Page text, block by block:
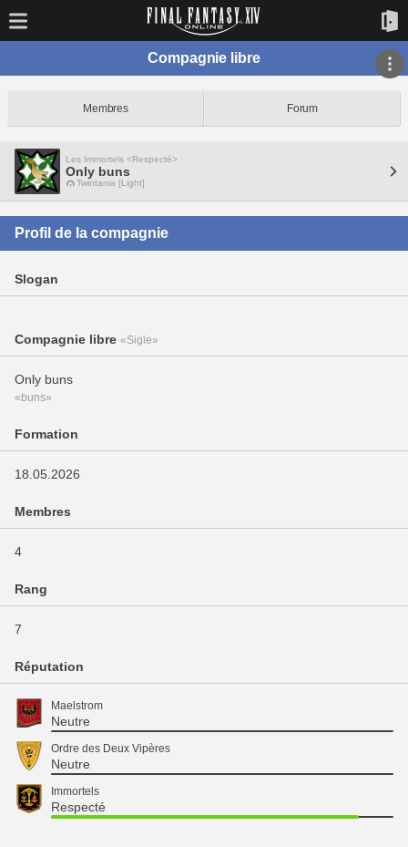
Compagnie libre
Membres Forum
Les Immortels <Respecté>
Only buns
Twintania [Light]
Profil de la compagnie
Slogan
Compagnie libre «Sigle»
Only buns
«buns»
Formation
18.05.2026
Membres
4
Rang
7
Réputation
Maelstrom
Neutre
Ordre des Deux Vipères
Neutre
Immortels
Respecté